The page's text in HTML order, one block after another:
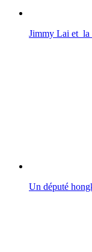
Jimmy Lai et la
Un député